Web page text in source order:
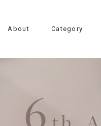
About Category